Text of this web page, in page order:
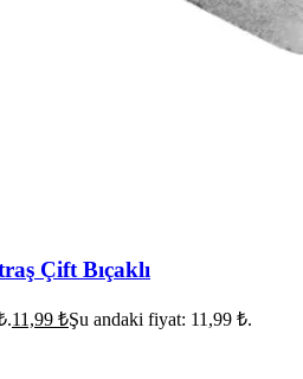
Çift Bıçaklı
11,99 ₺Şu andaki fiyat: 11,99 ₺.